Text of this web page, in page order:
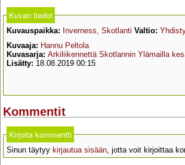
Kuvan tiedot
Kuvauspaikka: Inverness, Skotlanti Valtio:
Kuvaaja: Hannu Peltola
Kuvasarja: Arkiliikennettä Skotlannin Ylämailla
Lisätty: 18.08.2019 00:15
Kommentit
Kirjoita kommentti
Sinun täytyy kirjautua sisään, jotta voit kirjoittaa